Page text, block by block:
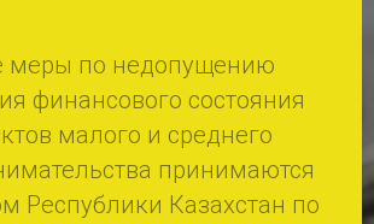
меры по недопущению
финансового состояния
малого и среднего
принимаются
Республики Казахстан по